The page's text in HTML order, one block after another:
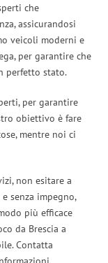
che
assicurandosi
veicoli moderni e
per garantire che
perfetto stato.
per garantire
obiettivo è fare
mentre noi ci
non esitare a
senza impegno,
più efficace
da Brescia a
Contatta